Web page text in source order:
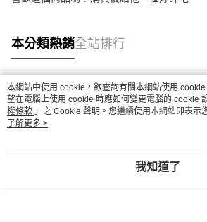
本分類熱銷全站排行
熱門標籤
本網站中使用 cookie，欲查詢有關本網站使用
望在電腦上使用 cookie 時應如何變更電腦的 cookie
權條款 」之 Cookie 聲明。您繼續使用本網站即表示
用條款之 Cookie 聲明使用 cookie。
了解更多 >
我知道了